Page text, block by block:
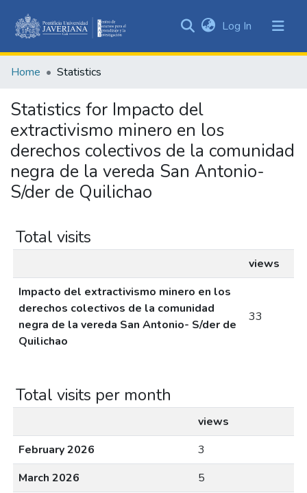
&
All of DSpace
Log In (current)
Home Statistics
Statistics for Impacto del
extractivismo minero en los
derechos colectivos de la comunidad
negra de la vereda San Antonio-
S/der de Quilichao
Total visits
views
Impacto del extractivismo minero en los
derechos colectivos de la comunidad
negra de la vereda San Antonio- S/der de
Quilichao
33
Total visits per month
views
February 2026
3
March 2026
5